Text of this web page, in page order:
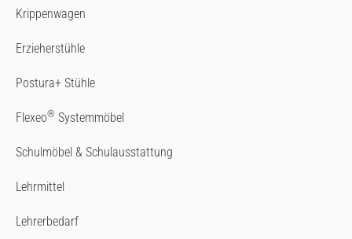
Krippenwagen
Erzieherstühle
Postura+ Stühle
Flexeo® Systemmöbel
Schulmöbel & Schulausstattung
Lehrmittel
Lehrerbedarf